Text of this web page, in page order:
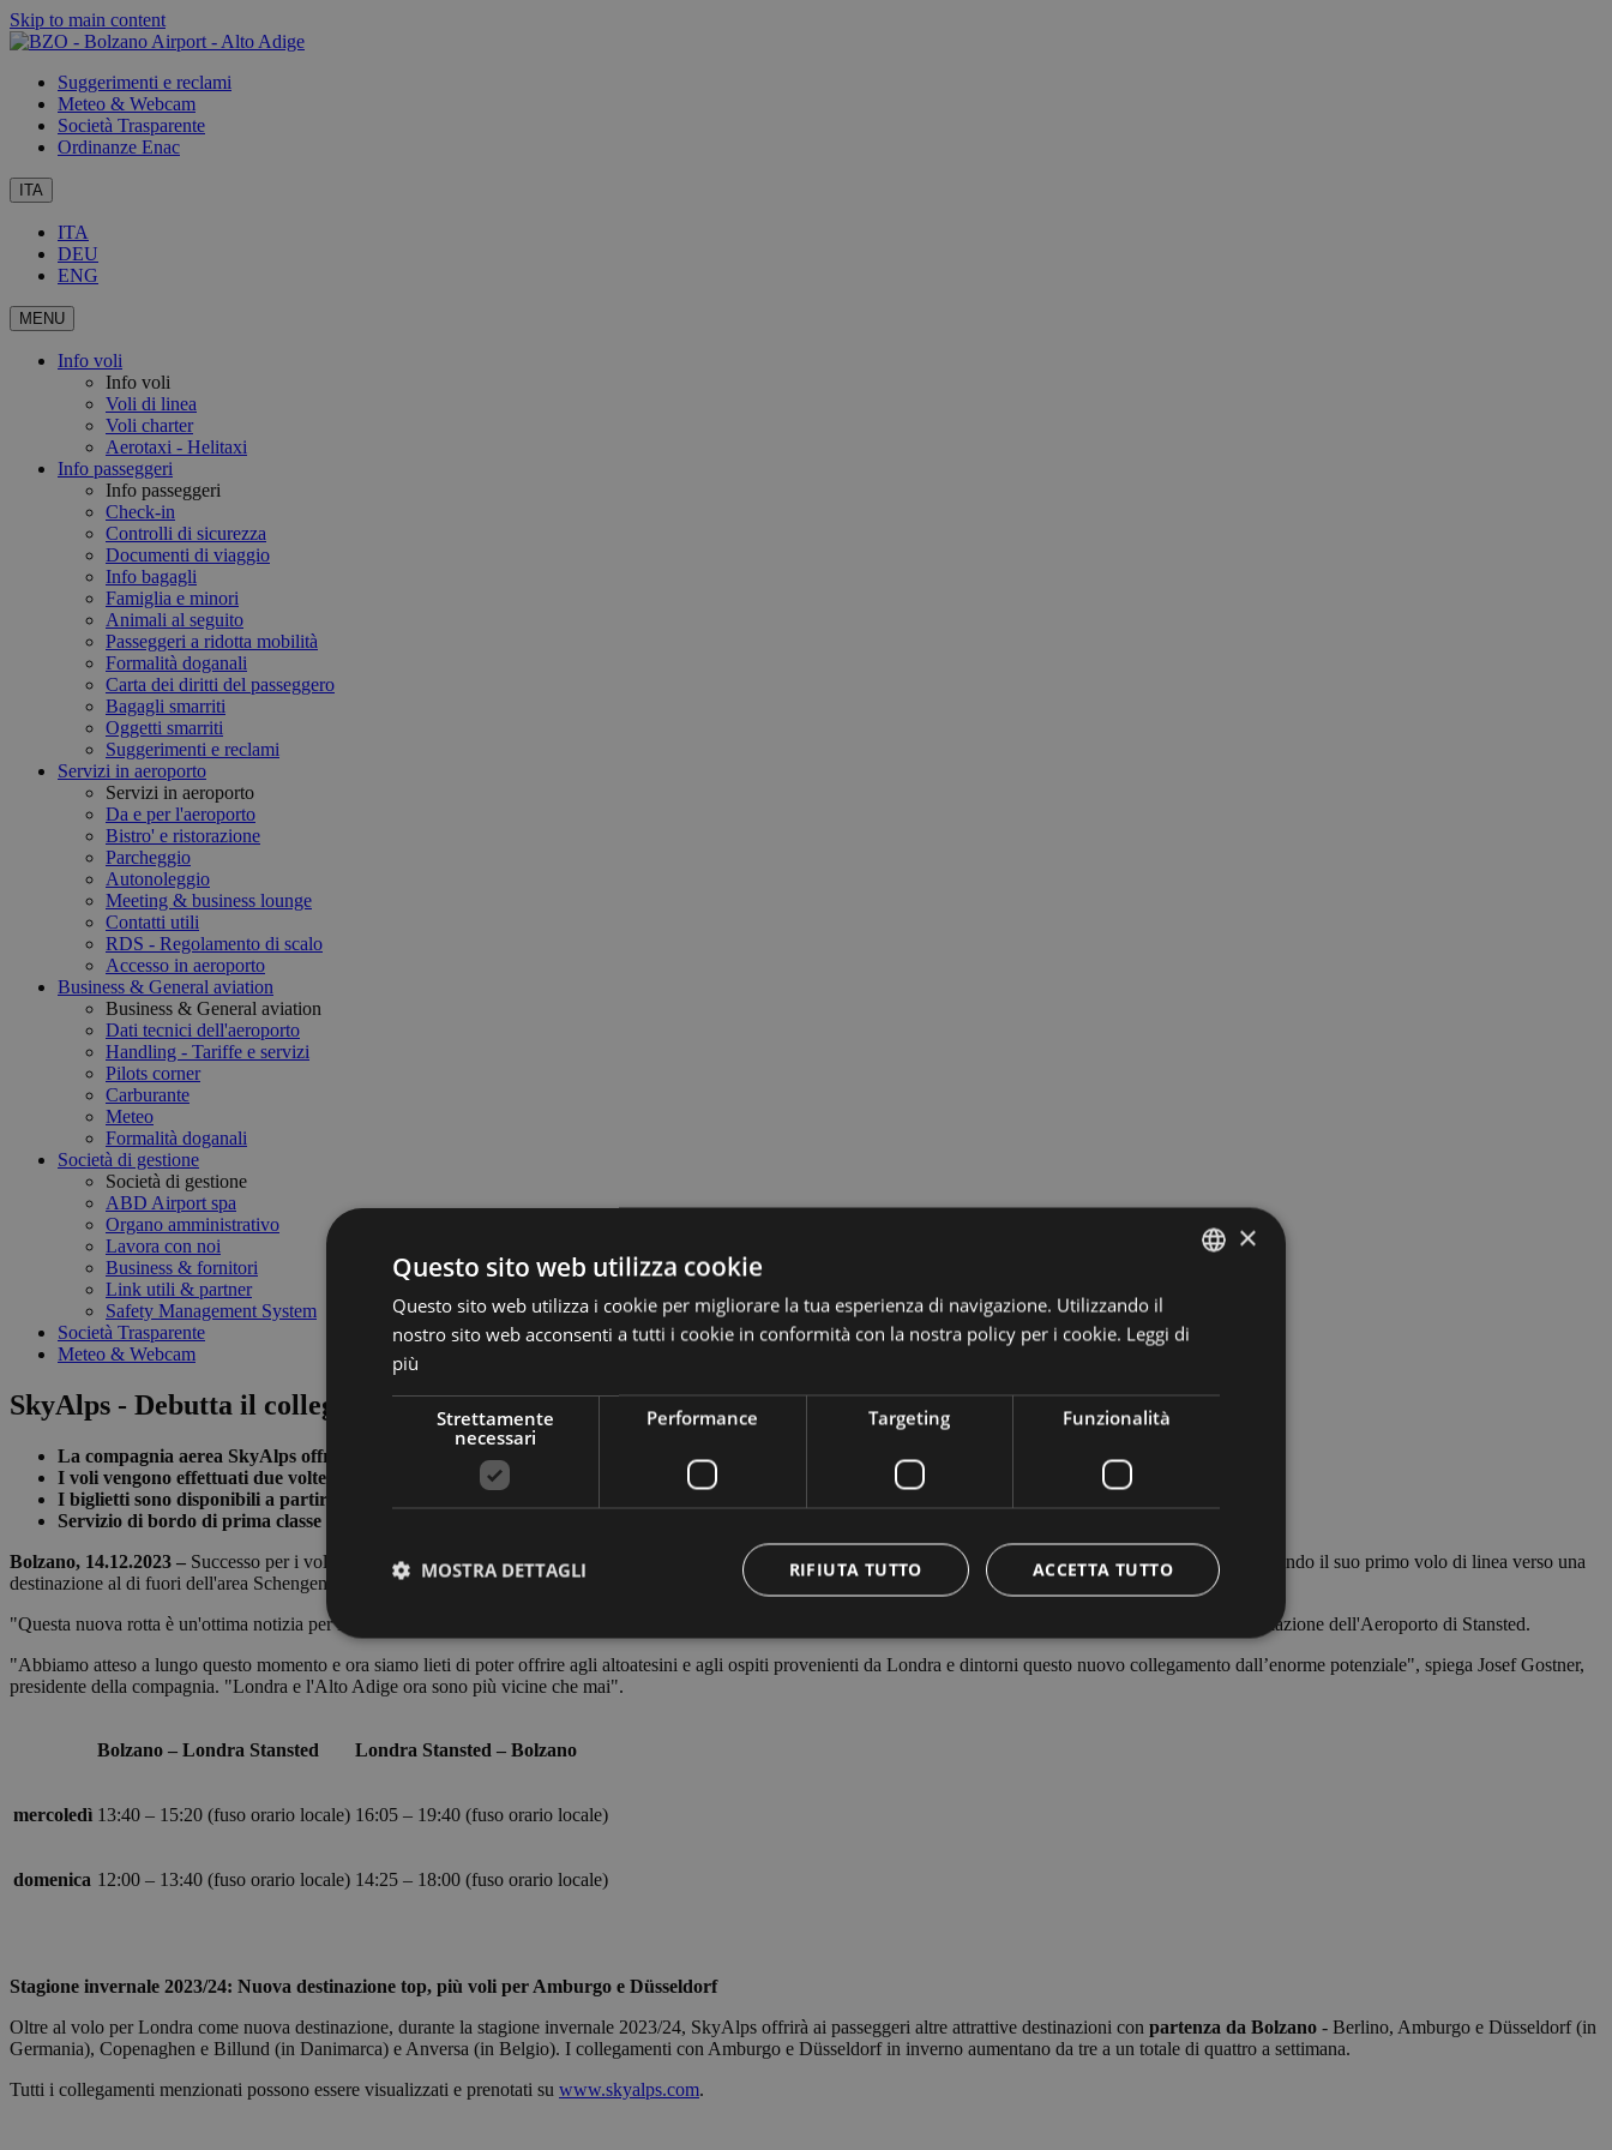
Skip to main content
Suggerimenti e reclami
Meteo & Webcam
Società Trasparente
Ordinanze Enac
ITA
ITA
DEU
ENG
MENU
Info voli
Info voli
Voli di linea
Voli charter
Aerotaxi - Helitaxi
Info passeggeri
Info passeggeri
Check-in
Controlli di sicurezza
Documenti di viaggio
Info bagagli
Famiglia e minori
Animali al seguito
Passeggeri a ridotta mobilità
Formalità doganali
Carta dei diritti del passeggero
Bagagli smarriti
Oggetti smarriti
Suggerimenti e reclami
Servizi in aeroporto
Servizi in aeroporto
Da e per l'aeroporto
Bistro' e ristorazione
Parcheggio
Autonoleggio
Meeting & business lounge
Contatti utili
RDS - Regolamento di scalo
Accesso in aeroporto
Business & General aviation
Business & General aviation
Dati tecnici dell'aeroporto
Handling - Tariffe e servizi
Pilots corner
Carburante
Meteo
Formalità doganali
Società di gestione
Società di gestione
ABD Airport spa
Organo amministrativo
Lavora con noi
Business & fornitori
Link utili & partner
Safety Management System
Società Trasparente
Meteo & Webcam
SkyAlps - Debutta il collegamento Bolzano-Londra
La compagnia aerea SkyAlps offre voli diretti tra Bolzano e Londra.
I voli vengono effettuati due volte a settimana, il mercoledì e la domenica.
I biglietti sono disponibili a partire da 184 euro a persona e volo su
Servizio di bordo di prima classe con prodotti regionali di alta qualità incluso.
Bolzano, 14.12.2023 – Successo per i voli inaugurali: ieri, mercoledì, SkyAlps è decollata per la prima volta verso Londra Stansted con il suo DASH-8 Q-400, completando il suo primo volo di linea verso una
destinazione al di fuori dell'area Schengen. In serata l’aereo è rientrato a Bolzano.
"Questa nuova rotta è un'ottima notizia per l'aeroporto ed è perfetta per gli sciatori che desiderano visitare le Dolomiti", ha dichiarato Simon Gorrighan, direttore dell'aviazione dell'Aeroporto di Stansted.
"Abbiamo atteso a lungo questo momento e ora siamo lieti di poter offrire agli altoatesini e agli ospiti provenienti da Londra e dintorni questo nuovo collegamento dall’enorme potenziale", spiega Josef Gostner,
presidente della compagnia. "Londra e l'Alto Adige ora sono più vicine che mai".
Bolzano – Londra Stansted Londra Stansted – Bolzano
mercoledì 13:40 – 15:20 (fuso orario locale) 16:05 – 19:40 (fuso orario locale)
domenica 12:00 – 13:40 (fuso orario locale) 14:25 – 18:00 (fuso orario locale)
Stagione invernale 2023/24: Nuova destinazione top, più voli per Amburgo e Düsseldorf
Oltre al volo per Londra come nuova destinazione, durante la stagione invernale 2023/24, SkyAlps offrirà ai passeggeri altre attrattive destinazioni con partenza da Bolzano - Berlino, Amburgo e Düsseldorf (in
Germania), Copenaghen e Billund (in Danimarca) e Anversa (in Belgio). I collegamenti con Amburgo e Düsseldorf in inverno aumentano da tre a un totale di quattro a settimana.
Tutti i collegamenti menzionati possono essere visualizzati e prenotati su www.skyalps.com.
ENGLISH
×
Questo sito web utilizza cookie
Questo sito web utilizza i cookie per migliorare la tua esperienza di navigazione. Utilizzando il
nostro sito web acconsenti a tutti i cookie in conformità con la nostra policy per i cookie. Leggi di
più
Strettamente
necessari
Performance Targeting Funzionalità
ACCETTA TUTTO
RIFIUTA TUTTO
MOSTRA DETTAGLI
Strettamente necessari
dell'account. Il sito web non può essere utilizzato correttamente senza i cookie strettamente necessari.
Dominio
bolzanoairport.it
settimane
ricordare le preferenze di consenso sui cookie dei visitatori. È
necessario che il banner dei cookie di Cookie-Script.com funzioni
correttamente.
Google Privacy Policy